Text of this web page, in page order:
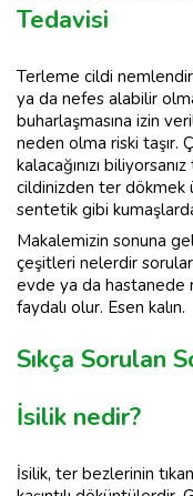
Tedavisi
Terleme cildi
ya da nefes alabilir
buharlaşmasına izin
neden olma riski taşır.
kalacağınızı
cildinizden ter dökmek
sentetik gibi
Makalemizin sonuna
çeşitleri nelerdir
evde ya da hastanede
faydalı olur. Esen kalın.
Sıkça Sorulan
İsilik nedir?
İsilik, ter bezlerinin